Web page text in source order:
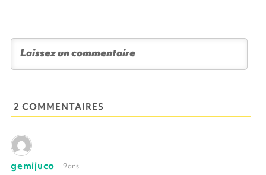
2 COMMENTAIRES
gemijuco 9 ans